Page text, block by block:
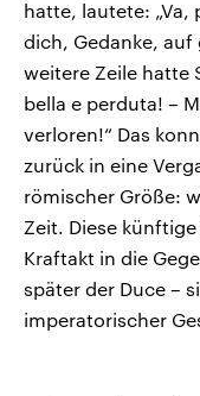
hatte, lautete: „Va,
dich, Gedanke, auf
weitere Zeile hatte
bella e perduta! –
verloren!“ Das
zurück in eine
römischer Größe:
Zeit. Diese
Kraftakt in die
später der Duce –
imperatorischer